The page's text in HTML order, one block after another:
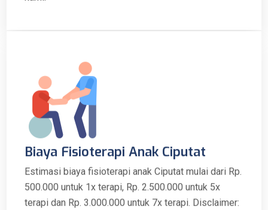
Biaya Fisioterapi Anak Ciputat
Estimasi biaya fisioterapi anak Ciputat mulai dari Rp.
500.000 untuk 1x terapi, Rp. 2.500.000 untuk 5x
terapi dan Rp. 3.000.000 untuk 7x terapi. Disclaimer: